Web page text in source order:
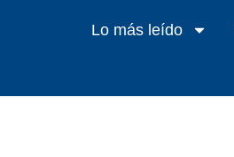
Lo más leído